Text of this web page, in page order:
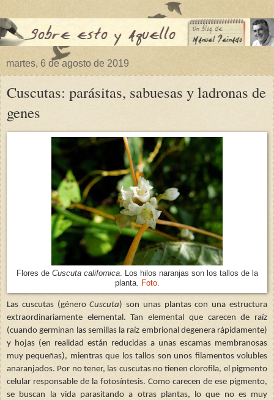
martes, 6 de agosto de 2019
Cuscutas: parásitas, sabuesas y ladronas de
genes
Flores de Cuscuta californica. Los hilos naranjas son los tallos de la
planta.
Foto.
Las cuscutas (géneroCuscuta) son unas plantas con una estructura
extraordinariamente elemental. Tan elemental que carecen de raíz
(cuando germinan las semillas la raíz embrional degenera rápidamente)
y hojas (en realidad están reducidas a unas escamas membranosas
muy pequeñas), mientras que los tallos son unos filamentos volubles
anaranjados. Por no tener, las cuscutas no tienen clorofila, el pigmento
celular responsable de la fotosíntesis. Como carecen de ese pigmento,
se buscan la vida parasitando a otras plantas, lo que no es muy